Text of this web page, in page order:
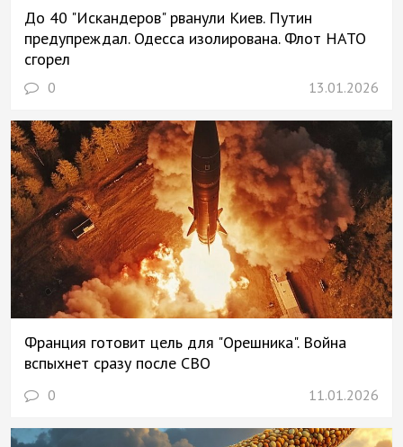
До 40 "Искандеров" рванули Киев. Путин
предупреждал. Одесса изолирована. Флот НАТО
сгорел
0 13.01.2026
Франция готовит цель для "Орешника". Война
вспыхнет сразу после СВО
0 11.01.2026